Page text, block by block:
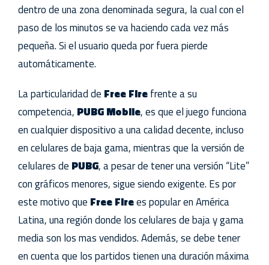
dentro de una zona denominada segura, la cual con el
paso de los minutos se va haciendo cada vez más
pequeña. Si el usuario queda por fuera pierde
automáticamente.
La particularidad de Free Firefrente a su
competencia, PUBG Mobile, es que el juego funciona
en cualquier dispositivo a una calidad decente, incluso
en celulares de baja gama, mientras que la versión de
celulares de PUBG, a pesar de tener una versión “Lite”
con gráficos menores, sigue siendo exigente. Es por
este motivo que Free Firees popular en América
Latina, una región donde los celulares de baja y gama
media son los mas vendidos. Además, se debe tener
en cuenta que los partidos tienen una duración máxima